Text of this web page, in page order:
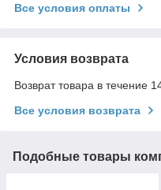
Все условия оплаты
Условия возврата
Возврат товара в течение
Все условия возврата
Подобные товары